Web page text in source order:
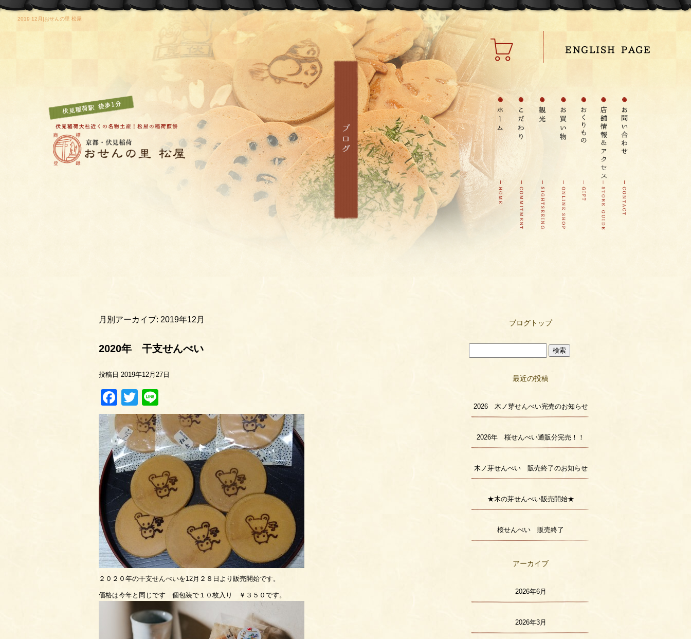
2019 12月|おせんの里 松屋
月別アーカイブ: 2019年12月
2020年 干支せんべい
投稿日 2019年12月27日
Facebook
Twitter
２０２０年の干支せんべいを12月２８日より販売開始です。
価格は今年と同じです 個包装で１０枚入り ￥３５０です。
ブログトップ
最近の投稿
2026 木ノ芽せんべい完売のお知らせ
2026年 桜せんべい通販分完売！！
木ノ芽せんべい 販売終了のお知らせ
★木の芽せんべい販売開始★
桜せんべい 販売終了
アーカイブ
2026年6月
2026年3月